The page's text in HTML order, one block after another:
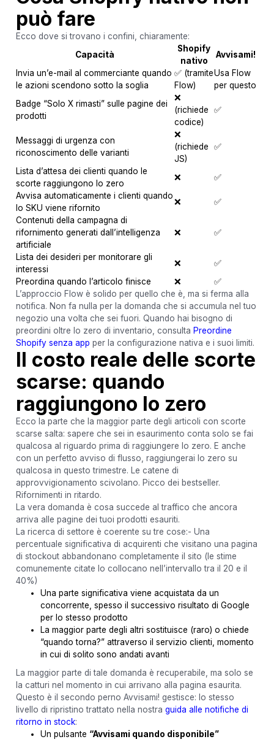
può fare
Ecco dove si trovano i confini, chiaramente:
Capacità
Shopify
nativo
Avvisami!
Invia un’e-mail al commerciante quando
le azioni scendono sotto la soglia
✅ (tramite
Flow)
Usa Flow
per questo
Badge “Solo X rimasti” sulle pagine dei
prodotti
❌
(richiede
codice)
✅
Messaggi di urgenza con
riconoscimento delle varianti
❌
(richiede
JS)
✅
Lista d’attesa dei clienti quando le
scorte raggiungono lo zero
❌
✅
Avvisa automaticamente i clienti quando
lo SKU viene rifornito
❌
✅
Contenuti della campagna di
rifornimento generati dall’intelligenza
artificiale
❌ ✅
Lista dei desideri per monitorare gli
interessi
❌
✅
Preordina quando l’articolo finisce
❌
✅
L’approccio Flow è solido per quello che è, ma si ferma alla
notifica. Non fa nulla per la domanda che si accumula nel tuo
negozio una volta che sei fuori. Quando hai bisogno di
preordini oltre lo zero di inventario, consulta Preordine
Shopify senza app per la configurazione nativa e i suoi limiti.
Il costo reale delle scorte
scarse: quando
raggiungono lo zero
Ecco la parte che la maggior parte degli articoli con scorte
scarse salta: sapere che sei in esaurimento conta solo se fai
qualcosa al riguardo prima di raggiungere lo zero. E anche
con un perfetto avviso di flusso, raggiungerai lo zero su
qualcosa in questo trimestre. Le catene di
approvvigionamento scivolano. Picco dei bestseller.
Rifornimenti in ritardo.
La vera domanda è cosa succede al traffico che ancora
arriva alle pagine dei tuoi prodotti esauriti.
La ricerca di settore è coerente su tre cose:- Una
percentuale significativa di acquirenti che visitano una pagina
di stockout abbandonano completamente il sito (le stime
comunemente citate lo collocano nell’intervallo tra il 20 e il
40%)
Una parte significativa viene acquistata da un
concorrente, spesso il successivo risultato di Google
per lo stesso prodotto
La maggior parte degli altri sostituisce (raro) o chiede
“quando torna?” attraverso il servizio clienti, momento
in cui di solito sono andati avanti
La maggior parte di tale domanda è recuperabile, ma solo se
la catturi nel momento in cui arrivano alla pagina esaurita.
Questo è il secondo perno Avvisami! gestisce: lo stesso
livello di ripristino trattato nella nostra guida alle notifiche di
ritorno in stock:
Un pulsante “Avvisami quando disponibile”